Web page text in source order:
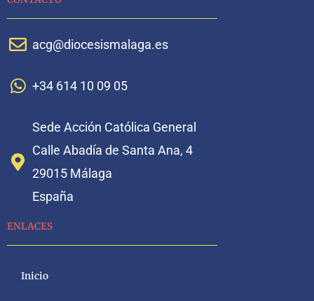
acg@diocesismalaga.es
+34 614 10 09 05
Sede Acción Católica General
Calle Abadía de Santa Ana, 4
29015 Málaga
España
ENLACES
Inicio